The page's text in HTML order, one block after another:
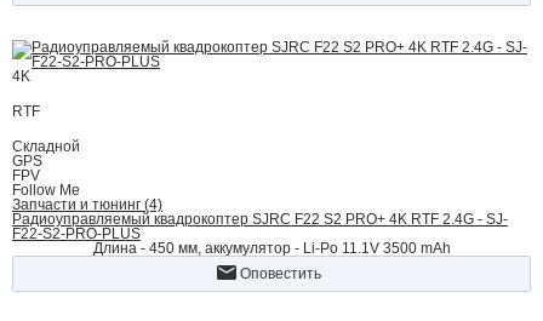
4K
RTF
Складной
GPS
FPV
Follow Me
Запчасти и тюнинг (4)
Радиоуправляемый квадрокоптер SJRC F22 S2 PRO+ 4K RTF 2.4G - SJ-
F22-S2-PRO-PLUS
Длина - 450 мм, аккумулятор - Li-Po 11.1V 3500 mAh
Оповестить